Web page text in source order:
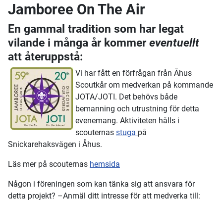
Jamboree On The Air
En gammal tradition som har legat
vilande i många år kommer eventuellt
att återuppstå:
Vi har fått en förfrågan från Åhus
Scoutkår om medverkan på kommande
JOTA/JOTI. Det behövs både
bemanning och utrustning för detta
evenemang. Aktiviteten hålls i
scouternas stuga på
Snickarehaksvägen i Åhus.
Läs mer på scouternas hemsida
Någon i föreningen som kan tänka sig att ansvara för
detta projekt? –Anmäl ditt intresse för att medverka till: